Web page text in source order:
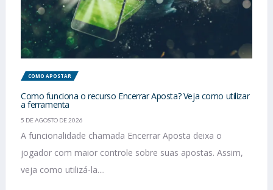
COMO APOSTAR
Como funciona o recurso Encerrar Aposta? Veja como utilizar
a ferramenta
5 DE AGOSTO DE 2026
A funcionalidade chamada Encerrar Aposta deixa o
jogador com maior controle sobre suas apostas. Assim,
veja como utilizá-la....